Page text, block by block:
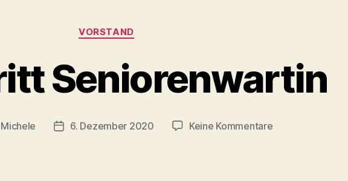
Kategorien
VORSTAND
Seniorenwartin
Beitragsdatum
6. Dezember 2020 Keine Kommentarezu